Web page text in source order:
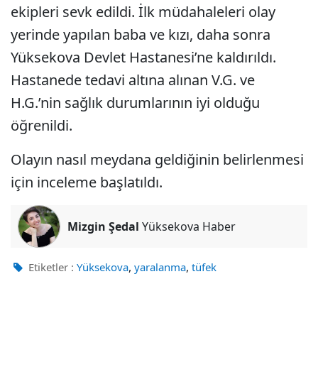
ekipleri sevk edildi. İlk müdahaleleri olay
yerinde yapılan baba ve kızı, daha sonra
Yüksekova Devlet Hastanesi’ne kaldırıldı.
Hastanede tedavi altına alınan V.G. ve
H.G.’nin sağlık durumlarının iyi olduğu
öğrenildi.
Olayın nasıl meydana geldiğinin belirlenmesi
için inceleme başlatıldı.
Mizgin Şedal Yüksekova Haber
Etiketler : Yüksekova, yaralanma, tüfek